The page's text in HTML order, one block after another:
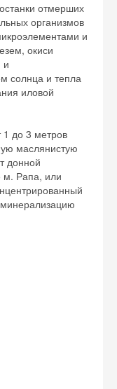
отмерших
организмов
и
окиси
и
солнца и тепла
иловой
1 до 3 метров
маслянистую
донной
м. Рапа, или